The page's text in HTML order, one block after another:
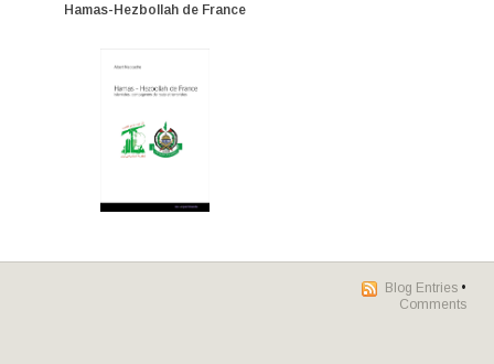
Hamas-Hezbollah de France
Blog Entries •
Comments